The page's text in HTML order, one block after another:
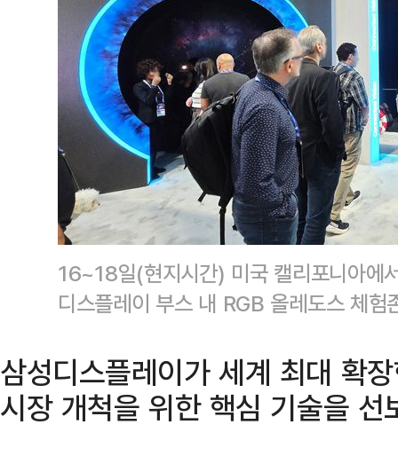
16~18일(현지시간) 미국 캘리포니아
디스플레이 부스 내 RGB 올레도스 체
삼성디스플레이가 세계 최대 확
시장 개척을 위한 핵심 기술을 선